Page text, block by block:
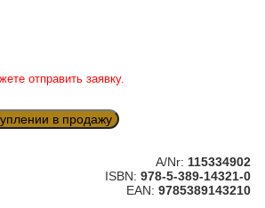
отправить заявку.
в продажу
A/Nr: 115334902
ISBN: 978-5-389-14321-0
EAN: 9785389143210